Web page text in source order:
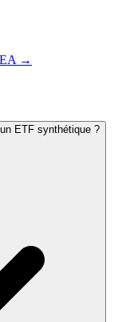
→
ETF synthétique ?